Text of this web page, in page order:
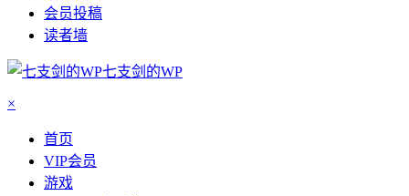
会员投稿
读者墙
七支剑的WP
×
首页
VIP会员
游戏